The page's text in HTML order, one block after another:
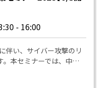
- 16:00
伴い、サイバー攻撃のリ
。本セミナーでは、中…